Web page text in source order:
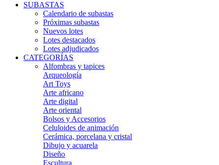
SUBASTAS
Calendario de subastas
Próximas subastas
Nuevos lotes
Lotes destacados
Lotes adjudicados
CATEGORÍAS
Alfombras y tapices
Arqueología
Art Toys
Arte africano
Arte digital
Arte oriental
Bolsos y Accesorios
Celuloides de animación
Cerámica, porcelana y cristal
Dibujo y acuarela
Diseño
Escultura